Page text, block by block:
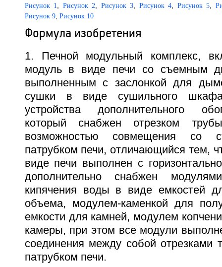
Рисунок 1 Рисунок 2 Рисунок 3 Рисунок 4 Рисунок 5
Рисунок 9, Рисунок 10
Формула изобретения
1. Печной модульный комплекс,
модуль в виде печи со съемным
выполненным с заслонкой для
сушки в виде сушильного
устройства дополнительного
который снабжен отрезком
возможностью совмещения со
патрубком печи, отличающийся тем,
виде печи выполнен с
дополнительно снабжен
кипячения воды в виде емкостей
объема, модулем-каменкой для
емкости для камней, модулем
камеры, при этом все модули
соединения между собой
патрубком печи.